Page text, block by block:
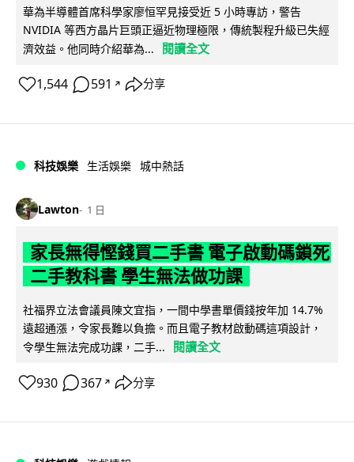
華為半導體首席科學家廖恒罕見接受近 5 小時專訪，警告
NVIDIA 等西方晶片巨頭正逼近物理極限，傳統製程升級已失經
濟效益。他同時介紹華為...
閱讀全文
1,544 591 ↗ 分享
科技娛樂 生活娛樂 城中熱話
Lawton 1 日
家長無得慳錢買二手書 電子啟動碼鎖死
二手教科書 學生無法做功課
社福界立法會議員陳文宜指，一間中學書單價錢按年加 14.7%
遠超通漲，令家長難以負擔。而且電子教材啟動碼這項設計，
令學生無法完成功課，二手...
閱讀全文
930 367 ↗ 分享